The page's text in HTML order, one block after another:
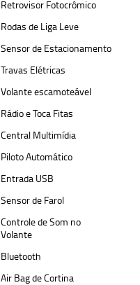
Retrovisor Fotocrômico
Rodas de Liga Leve
Sensor de Estacionamento
Travas Elétricas
Volante escamoteável
Rádio e Toca Fitas
Central Multimídia
Piloto Automático
Entrada USB
Sensor de Farol
Controle de Som no
Volante
Bluetooth
Air Bag de Cortina